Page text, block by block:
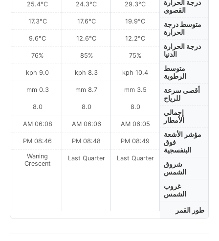
درجة الحرارة
القصوى
متوسط درجة
الحرارة
درجة الحرارة
الدنيا
متوسط
الرطوبة
أقصى سرعة
للرياح
إجمالي
الأمطار
مؤشر الأشعة
فوق
البنفسجية
شروق
الشمس
غروب
الشمس
طور القمر
29.3°C
19.9°C
12.2°C
75%
10.4 kph
3.5 mm
8.0
06:05 AM
08:49 PM
Last Quarter
24.3°C
17.6°C
12.6°C
85%
8.3 kph
8.7 mm
8.0
06:06 AM
08:48 PM
Last Quarter
25.4°C
17.3°C
9.6°C
76%
9.0 kph
0.3 mm
8.0
06:08 AM
08:46 PM
Waning
Crescent